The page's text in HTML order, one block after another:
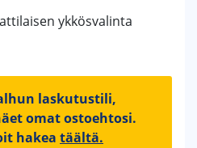
ykkösvalinta
laskutustili,
omat ostoehtosi.
hakea täältä.